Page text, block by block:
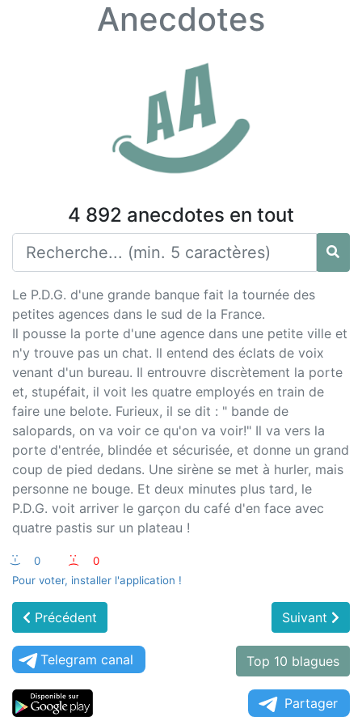
Anecdotes
4 892 anecdotes en tout
Le P.D.G. d'une grande banque fait la tournée des
petites agences dans le sud de la France.
Il pousse la porte d'une agence dans une petite ville et
n'y trouve pas un chat. Il entend des éclats de voix
venant d'un bureau. Il entrouvre discrètement la porte
et, stupéfait, il voit les quatre employés en train de
faire une belote. Furieux, il se dit : " bande de
salopards, on va voir ce qu'on va voir!" Il va vers la
porte d'entrée, blindée et sécurisée, et donne un grand
coup de pied dedans. Une sirène se met à hurler, mais
personne ne bouge. Et deux minutes plus tard, le
P.D.G. voit arriver le garçon du café d'en face avec
quatre pastis sur un plateau !
:-) 0 :-(
0
Pour voter, installer l'application !
Précédent Suivant
Telegram canal Top 10 blagues
Partager